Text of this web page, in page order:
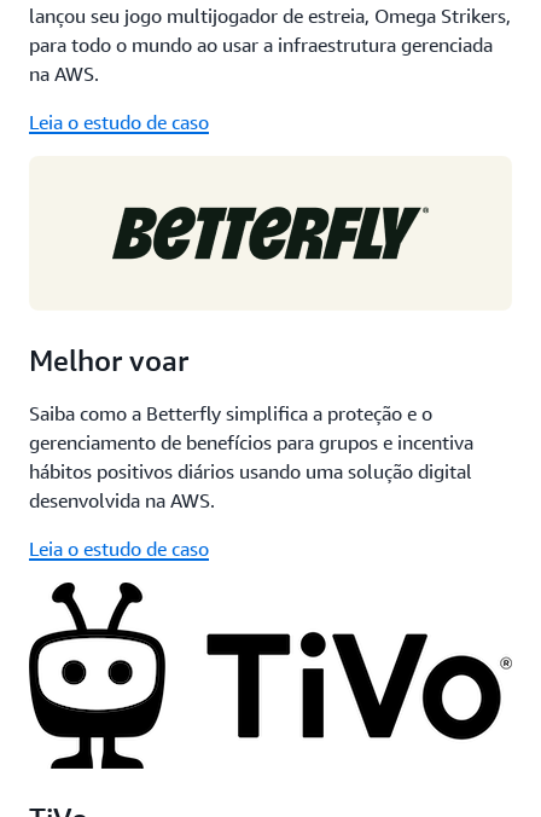
lançou seu jogo multijogador de estreia, Omega Strikers,
para todo o mundo ao usar a infraestrutura gerenciada
na AWS.
Leia o estudo de caso
Melhor voar
Saiba como a Betterfly simplifica a proteção e o
gerenciamento de benefícios para grupos e incentiva
hábitos positivos diários usando uma solução digital
desenvolvida na AWS.
Leia o estudo de caso